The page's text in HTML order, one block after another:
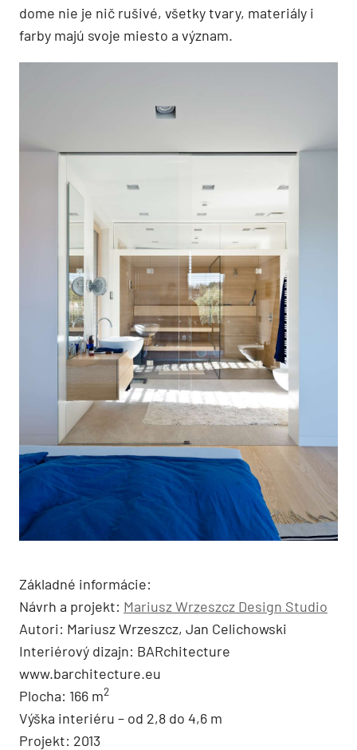
dome nie je nič rušivé, všetky tvary, materiály i
farby majú svoje miesto a význam.
Základné informácie:
Návrh a projekt: Mariusz Wrzeszcz Design Studio
Autori: Mariusz Wrzeszcz, Jan Celichowski
Interiérový dizajn: BARchitecture
www.barchitecture.eu
Plocha: 166 m2
Výška interiéru – od 2,8 do 4,6 m
Projekt: 2013